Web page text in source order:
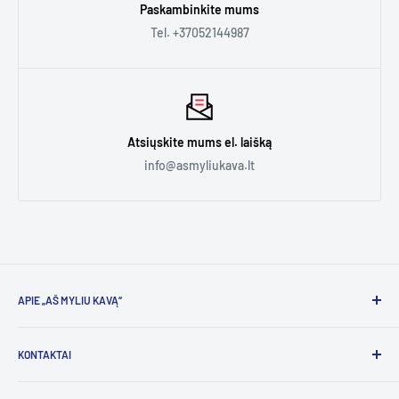
Daugiau informacijos rasitečia.
Paskambinkite mums
Tel. +37052144987
Atsiųskite mums el. laišką
info@asmyliukava.lt
APIE „AŠ MYLIU KAVĄ“
kasdienybė glaudžiai susijusi su kava. Kai grįžtame namo,
KONTAKTAI